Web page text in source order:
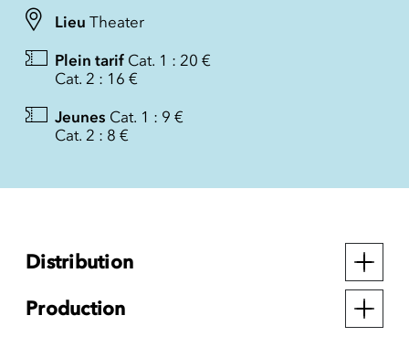
Lieu Theater
Plein tarif Cat. 1 : 20 €
Cat. 2 : 16 €
Jeunes Cat. 1 : 9 €
Cat. 2 : 8 €
Distribution
Production